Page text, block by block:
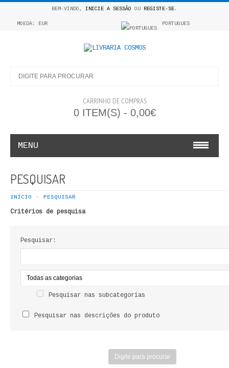
BEM-VINDO, INICIE A SESSÃO OU REGISTE-SE.
MOEDA: EUR PORTUGUES
CARRINHO DE COMPRAS
0 ITEM(S) - 0,00€
MENU
COSMOS INFANTIL
COLEÇÃO APRENDE A COLORIR
LIVROS DE PINTAR
ANTROPOLOGIA E SOCIOLOGIA
PESQUISAR
INÍCIO PESQUISAR
Critérios de pesquisa
Pesquisar:
Pesquisar nas subcategorias
Pesquisar nas descrições do produto